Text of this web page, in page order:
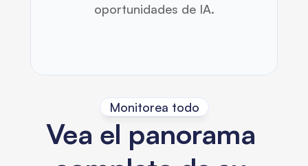
oportunidades de IA.
Monitorea todo
Vea el panorama